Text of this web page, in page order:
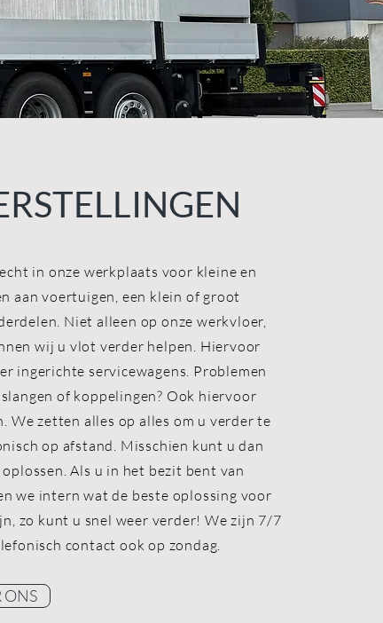
ONS
in onze werkplaats voor kleine en
aan voertuigen, een klein of groot
Niet alleen op onze werkvloer,
wij u vlot verder helpen. Hiervoor
ingerichte servicewagens. Problemen
of koppelingen? Ook hiervoor
We zetten alles op alles om u verder te
op afstand. Misschien kunt u dan
Als u in het bezit bent van
we intern wat de beste oplossing voor
zo kunt u snel weer verder! We zijn 7/7
contact ook op zondag.
ONS